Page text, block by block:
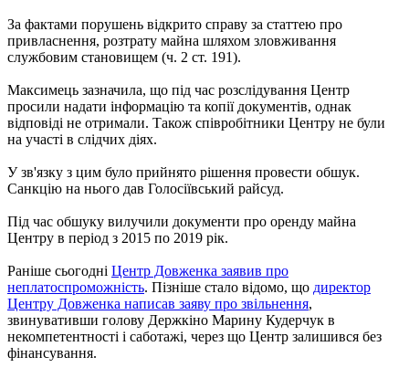
За фактами порушень відкрито справу за статтею про
привласнення, розтрату майна шляхом зловживання
службовим становищем (ч. 2 ст. 191).
Максимець зазначила, що під час розслідування Центр
просили надати інформацію та копії документів, однак
відповіді не отримали. Також співробітники Центру не були
на участі в слідчих діях.
У зв'язку з цим було прийнято рішення провести обшук.
Санкцію на нього дав Голосіївський райсуд.
Під час обшуку вилучили документи про оренду майна
Центру в період з 2015 по 2019 рік.
Раніше сьогодні Центр Довженка заявив про
неплатоспроможність. Пізніше стало відомо, що директор
Центру Довженка написав заяву про звільнення,
звинувативши голову Держкіно Марину Кудерчук в
некомпетентності і саботажі, через що Центр залишився без
фінансування.